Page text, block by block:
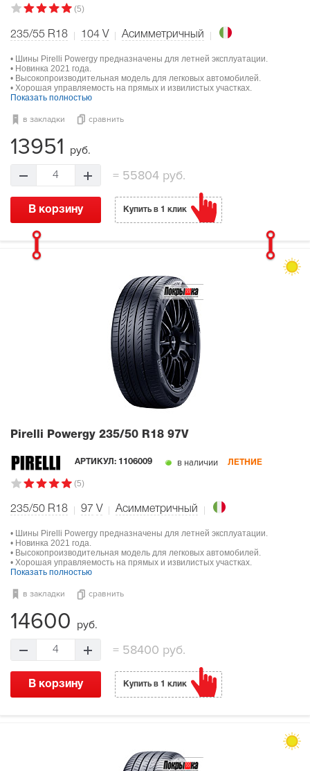
(5)
235/55 R18 104 V Асимметричный
• Шины Pirelli Powergy предназначены для летней эксплуатации.
• Новинка 2021 года.
• Высокопроизводительная модель для легковых автомобилей.
• Хорошая управляемость на прямых и извилистых участках.
Показать полностью
в закладки сравнить
13951 руб.
4 = 55804 руб.
В корзину Купить в 1 клик
Pirelli Powergy 235/50 R18 97V
АРТИКУЛ: 1106009 в наличии ЛЕТНИЕ
(5)
235/50 R18 97 V Асимметричный
• Шины Pirelli Powergy предназначены для летней эксплуатации.
• Новинка 2021 года.
• Высокопроизводительная модель для легковых автомобилей.
• Хорошая управляемость на прямых и извилистых участках.
Показать полностью
в закладки сравнить
14600 руб.
4 = 58400 руб.
В корзину Купить в 1 клик